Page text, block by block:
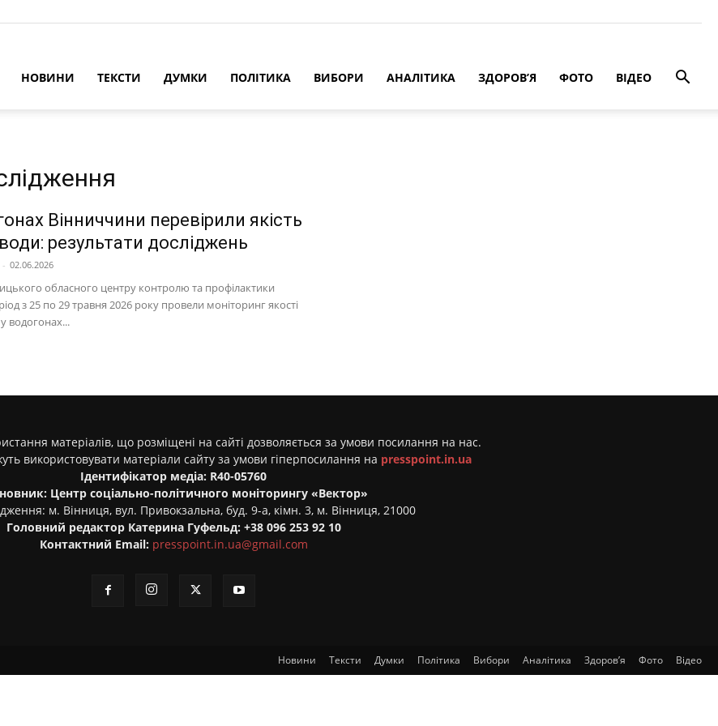
НОВИНИ ТЕКСТИ ДУМКИ ПОЛІТИКА ВИБОРИ АНАЛІТИКА ЗДОРОВ’Я ФОТО ВІДЕО
Вінниччини перевірили якість
результати досліджень
- 02.06.2026
обласного центру контролю та профілактики
з 25 по 29 травня 2026 року провели моніторинг якості
водогонах...
матеріалів, що розміщені на сайті дозволяється за умови посилання на нас.
використовувати матеріали сайту за умови гіперпосилання на presspoint.in.ua
Ідентифікатор медіа: R40-05760
Центр соціально-політичного моніторингу «Вектор»
м. Вінниця, вул. Привокзальна, буд. 9-а, кімн. 3, м. Вінниця, 21000
Головний редактор Катерина Гуфельд: +38 096 253 92 10
Контактний Email: presspoint.in.ua@gmail.com
Новини Тексти Думки Політика Вибори Аналітика Здоров’я Фото Відео